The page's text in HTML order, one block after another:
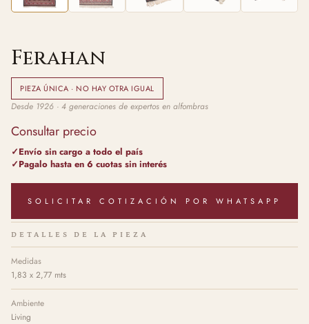
Ferahan
PIEZA ÚNICA · NO HAY OTRA IGUAL
Desde 1926 · 4 generaciones de expertos en alfombras
Consultar precio
Envío sin cargo a todo el país
Pagalo hasta en 6 cuotas sin interés
SOLICITAR COTIZACIÓN POR WHATSAPP
DETALLES DE LA PIEZA
Medidas
1,83 x 2,77 mts
Ambiente
Living